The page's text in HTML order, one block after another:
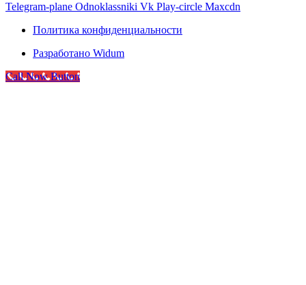
Telegram-plane Odnoklassniki Vk Play-circle Maxcdn
Политика конфиденциальности
Разработано Widum
Call Now Button